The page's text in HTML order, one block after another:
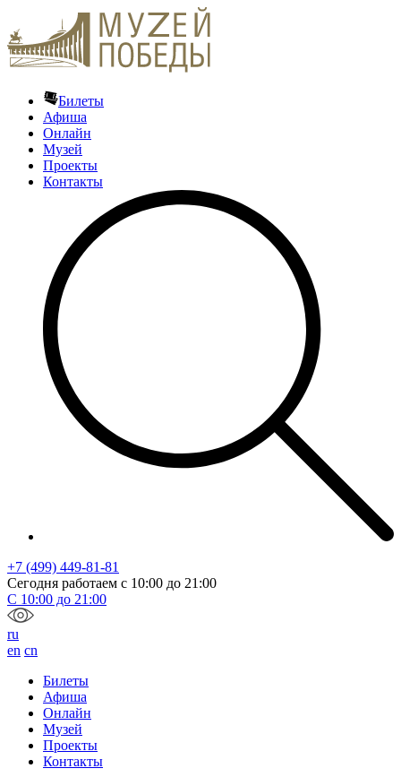
Билеты
Афиша
Онлайн
Музей
Проекты
Контакты
+7 (499) 449-81-81
Сегодня работаем с 10:00 до 21:00
С 10:00 до 21:00
ru
en cn
Билеты
Афиша
Онлайн
Музей
Проекты
Контакты